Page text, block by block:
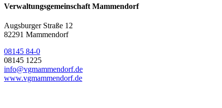
Verwaltungsgemeinschaft Mammendorf
Augsburger Straße 12
82291 Mammendorf
08145 84-0
08145 1225
info@vgmammendorf.de
www.vgmammendorf.de